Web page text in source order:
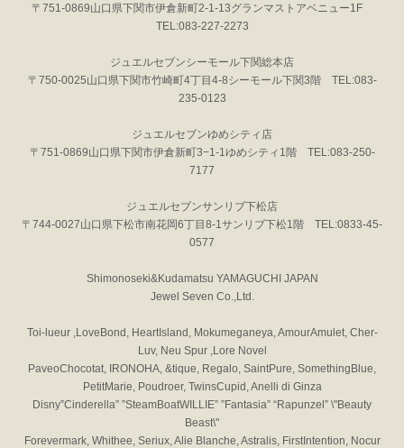
〒751-0869山口県下関市伊倉新町2-1-13グランマストアベニュー1F
TEL:083-227-2273
ジュエルセブンシーモール下関総本店
〒750-0025山口県下関市竹崎町4丁目4-8シーモール下関3階 TEL:083-
235-0123
ジュエルセブンゆめシティ店
〒751-0869山口県下関市伊倉新町3−1-1ゆめシティ1階 TEL:083-250-
7177
ジュエルセブンサンリブ下松店
〒744-0027山口県下松市南花岡6丁目8-1サンリブ下松1階 TEL:0833-45-
0577
Shimonoseki&Kudamatsu YAMAGUCHI JAPAN
Jewel Seven Co.,Ltd.
Toi-lueur ,LoveBond, HeartIsland, Mokumeganeya, AmourAmulet, Cher-
Luv, Neu Spur ,Lore Novel
PaveoChocotat, IRONOHA, &tique, Regalo, SaintPure, SomethingBlue,
PetitMarie, Poudroer, TwinsCupid, Anelli di Ginza
Disny”Cinderella” ”SteamBoatWILLIE” ”Fantasia” “Rapunzel” \"Beauty
Beast\"
Forevermark, Whithee, Seriux, Alie Blanche, Astralis, FirstIntention, Nocur